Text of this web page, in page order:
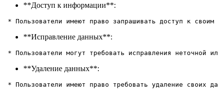
**Доступ к информации**:
**Исправление данных**:
**Удаление данных**: